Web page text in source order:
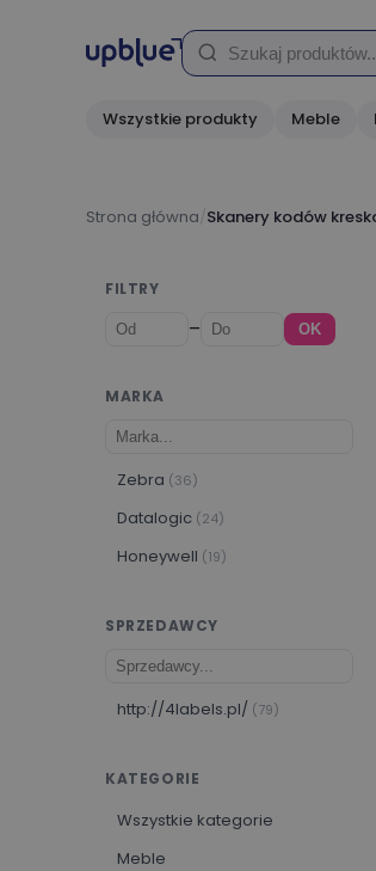
Wszystkie produkty Meble
Strona główna Skanery kodów
FILTRY
– OK
MARKA
Zebra (36)
Datalogic (24)
Honeywell (19)
SPRZEDAWCY
http://4labels.pl/ (79)
KATEGORIE
Wszystkie kategorie
Meble